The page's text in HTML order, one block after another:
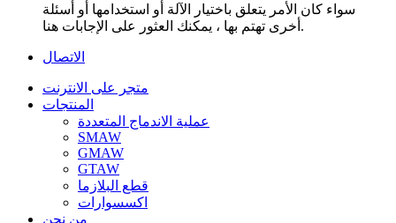
سواء كان الأمر يتعلق باختيار الآلة أو استخدامها أو أسئلة
أخرى تهتم بها ، يمكنك العثور على الإجابات هنا.
الاتصال
متجر على الانترنت
المنتجات
عملية الاندماج المتعددة
SMAW
GMAW
GTAW
قطع البلازما
اكسسوارات
من نحن